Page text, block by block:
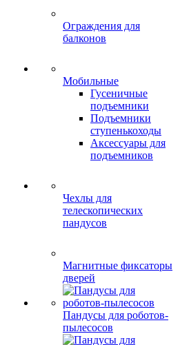
Ограждения для
балконов
Мобильные
Гусеничные
подъемники
Подъемники
ступенькоходы
Аксессуары для
подъемников
Чехлы для
телескопических
пандусов
Магнитные фиксаторы
дверей
Пандусы для роботов-
пылесосов